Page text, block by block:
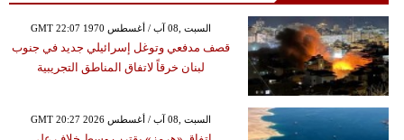
GMT 22:07 1970 السبت ,08 آب / أغسطس
قصف مدفعي وتوغل إسرائيلي جديد في جنوب
لبنان خرقاً لاتفاق المناطق التجريبية
GMT 20:27 2026 السبت ,08 آب / أغسطس